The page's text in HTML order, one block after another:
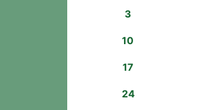
3
10
17
24